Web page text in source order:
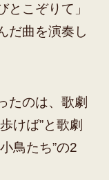
こぞりて」
だ曲を演奏し
たのは、歌劇
けば”と歌劇
鳥たち”の2